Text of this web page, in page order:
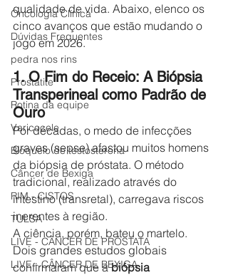
Oncologia Clínica
Dúvidas Frequentes
pedra nos rins
Prostatite
Rotina da equipe
Varicocele
Bloqueio de testosterona
Câncer de Bexiga
RIM - CISTOS
TULSA
LIVE - CÂNCER DE PRÓSTATA
LIVE - CÂNCER DE BEXIGA
qualidade de vida. Abaixo, elenco os
cinco avanços que estão mudando o
jogo em 2026.
1. O Fim do Receio: A Biópsia
Transperineal como Padrão de
Ouro
Por décadas, o medo de infecções
graves (sepse) afastou muitos homens
da biópsia de próstata. O método
tradicional, realizado através do
intestino (transretal), carregava riscos
inerentes à região.
A ciência, porém, bateu o martelo.
Dois grandes estudos globais
confirmaram que a biópsia